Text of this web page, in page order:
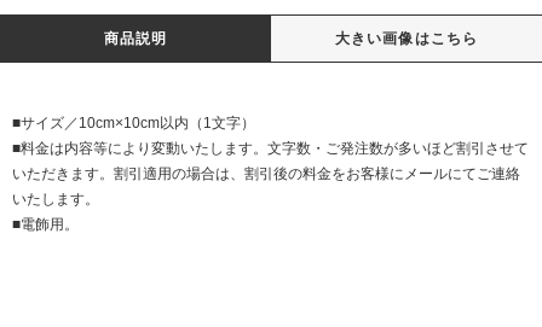
商品説明 大きい画像はこちら
■サイズ／10cm×10cm以内（1文字）
■料金は内容等により変動いたします。文字数・ご発注数が多いほど割引させて
いただきます。割引適用の場合は、割引後の料金をお客様にメールにてご連絡
いたします。
■電飾用。